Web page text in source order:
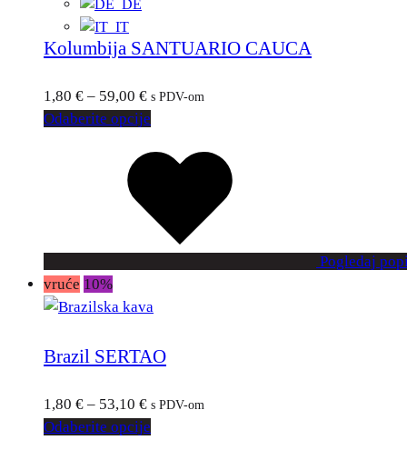
Kolumbija SANTUARIO CAUCA
1,80 € – 59,00 € s PDV-om
Odaberite opcije
Pogledaj
vruće 10%
Brazil SERTAO
1,80 € – 53,10 € s PDV-om
Odaberite opcije